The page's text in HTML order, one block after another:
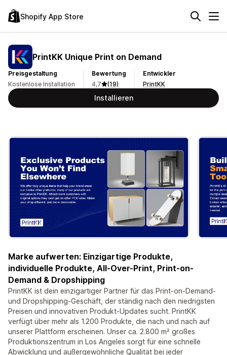
Shopify App Store
PrintKK Unique Print on Demand
Preisgestaltung
Kostenlose Installation
Bewertung
4,7
(19)
Entwickler
PrintKK
Installieren
Marke aufwerten: Einzigartige Produkte,
individuelle Produkte, All-Over-Print, Print-on-
Demand & Dropshipping
PrintKK ist dein einzigartiger Partner für das Print-on-Demand-
und Dropshipping-Geschäft, der ständig nach den niedrigsten
Preisen und innovativen Produkt-Updates sucht. PrintKK
verfügt über mehr als 1.200 Produkte, die nach und nach auf
unserer Plattform erscheinen. Unser ca. 2.800 m² großes
Produktionszentrum in Los Angeles sorgt für eine schnelle
Abwicklung und außergewöhnliche Qualität bei jeder